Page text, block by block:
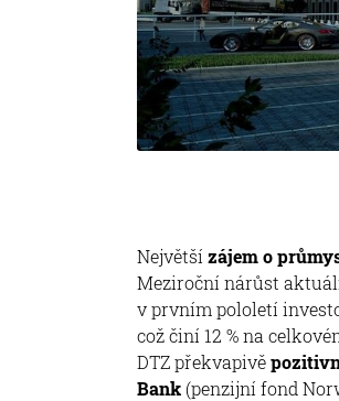
Největší zájem o
Meziroční nárůst
v prvním pololetí
což činí 12 % na
DTZ překvapivě
Bank(penzijní fond